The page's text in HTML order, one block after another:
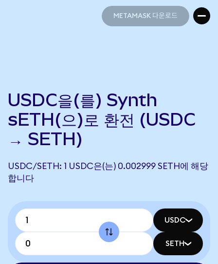
METAMASK 다운로드
USDC을(를) Synth
sETH(으)로 환전 (USDC
→ SETH)
USDC/SETH: 1 USDC은(는) 0.002999 SETH에 해당
합니다
USDC
SETH